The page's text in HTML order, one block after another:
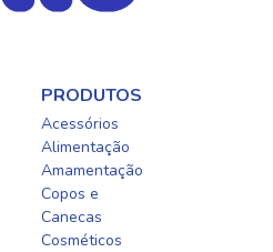
PRODUTOS
Acessórios
Alimentação
Amamentação
Copos e
Canecas
Cosméticos